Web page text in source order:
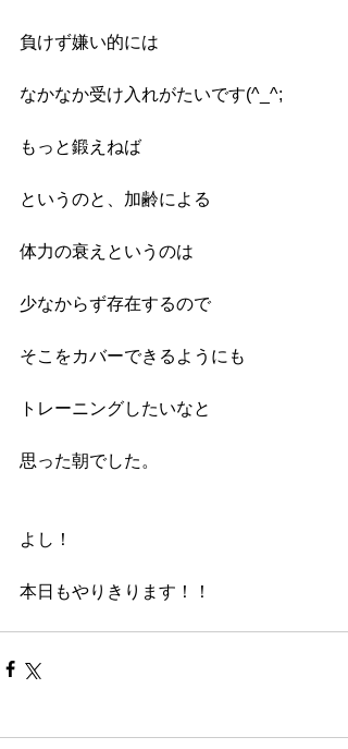
負けず嫌い的には
なかなか受け入れがたいです(^_^;
もっと鍛えねば
というのと、加齢による
体力の衰えというのは
少なからず存在するので
そこをカバーできるようにも
トレーニングしたいなと
思った朝でした。
よし！
本日もやりきります！！